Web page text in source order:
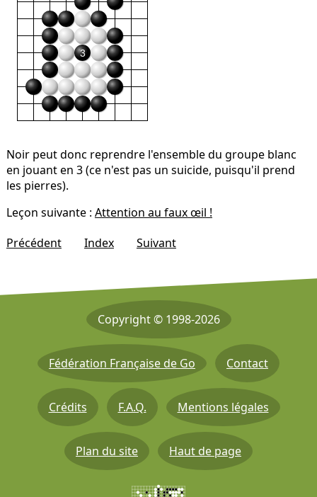
3
Noir peut donc reprendre l'ensemble du groupe blanc
en jouant en 3 (ce n'est pas un suicide, puisqu'il prend
les pierres).
Leçon suivante : Attention au faux œil !
Précédent
Index Suivant
Copyright © 1998-2026
Fédération Française de Go Contact
Crédits F.A.Q. Mentions légales
Plan du site Haut de page